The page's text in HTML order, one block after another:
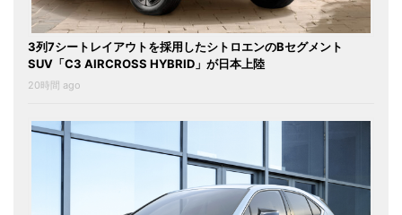
3列7シートレイアウトを採用したシトロエンのBセグメント
SUV「C3 AIRCROSS HYBRID」が日本上陸
20時間 ago